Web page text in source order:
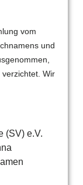
vom
und
Wir
(SV) e.V.